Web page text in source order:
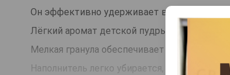
Он эффективно удерживает влагу и
Лёгкий аромат детской пудры создаёт
Мелкая гранула обеспечивает комфорт
Наполнитель легко убирается, экономично